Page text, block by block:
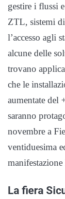
gestire i flussi
ZTL, sistemi
l’accesso agli
alcune delle
trovano
che le
aumentate del
saranno
novembre a
ventiduesima
La fiera